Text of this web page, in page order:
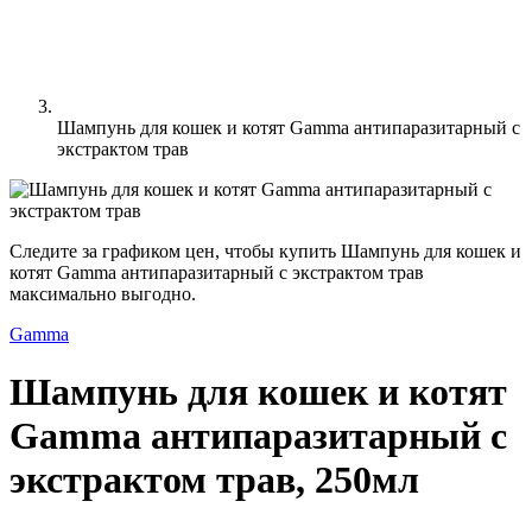
Шампунь для кошек и котят Gamma антипаразитарный с
экстрактом трав
Следите за графиком цен, чтобы купить Шампунь для кошек и
котят Gamma антипаразитарный с экстрактом трав
максимально выгодно.
Gamma
Шампунь для кошек и котят
Gamma антипаразитарный с
экстрактом трав, 250мл